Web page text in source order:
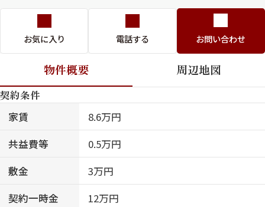
お気に入り 電話する お問い合わせ
物件概要 周辺地図
契約条件
家賃
8.6万円
共益費等
0.5万円
敷金
3万円
契約一時金
12万円